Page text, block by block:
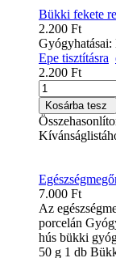
Bükki fekete
2.200 Ft
Gyógyhatásai:
Epe tisztításra
2.200 Ft
Kosárba tesz
7.000 Ft
Az
porcelán
hús bükki
50 g 1 db